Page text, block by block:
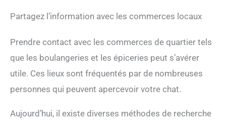
Partagez l’information avec les commerces locaux
Prendre contact avec les commerces de quartier tels
que les boulangeries et les épiceries peut s’avérer
utile. Ces lieux sont fréquentés par de nombreuses
personnes qui peuvent apercevoir votre chat.
Aujourd’hui, il existe diverses méthodes de recherche